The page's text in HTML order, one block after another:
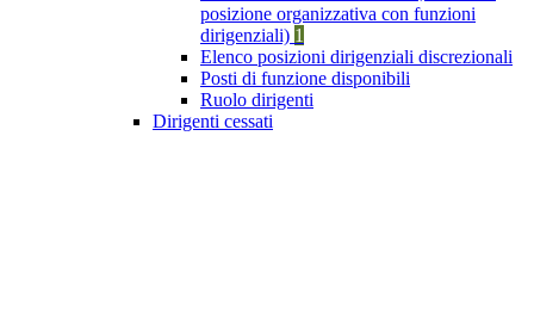
posizione organizzativa con funzioni
dirigenziali) 1
Elenco posizioni dirigenziali discrezionali
Posti di funzione disponibili
Ruolo dirigenti
Dirigenti cessati